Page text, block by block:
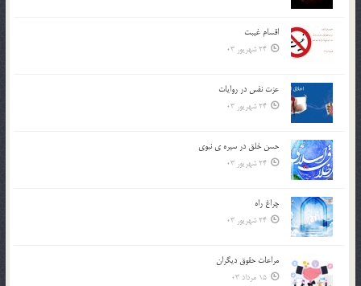
اقسام غيبت
24 شهریور 03
عزت نفس در روايات
24 شهریور 03
حسن خلق در سيره ي نبوي
24 شهریور 03
چراغ راه
24 شهریور 03
مراعات حقوق ديگران
15 مرداد 03